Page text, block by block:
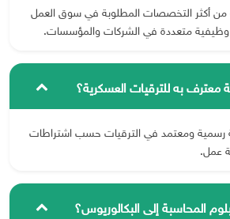
أكثر التخصصات المطلوبة في سوق العمل
متعددة في الشركات والمؤسسات.
معترف به للترقيات العسكرية؟
رسمية ومعتمد في الترقيات حسب اشتراطات
عمل.
المحاسبة إلى البكالوريوس؟